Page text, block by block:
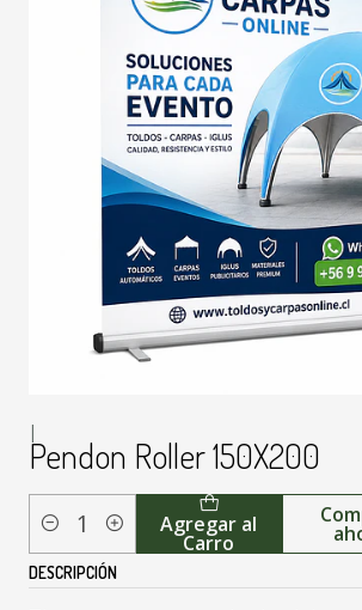
|
Pendon Roller 150X200
Cantidad Agregar al
Carro
DESCRIPCIÓN